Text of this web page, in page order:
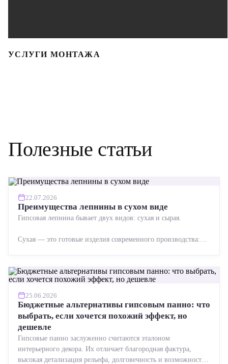
УСЛУГИ МОНТАЖА
Полезные статьи
22.07.2026
Преимущества лепнины в сухом виде
Гипсовая лепнина бывает двух видов: сухая и сырая.
Сухая — это готовые изделия современного производства:
25.06.2026
Бюджетные альтернативы гипсовым панно: что
выбрать, если хочется похожий эффект, но
дешевле
Гипсовые панно заслуженно считаются эталоном
интерьерного декора. Их отличает благородная фактура,
высокая детализация рельефа, долговечность и возможность